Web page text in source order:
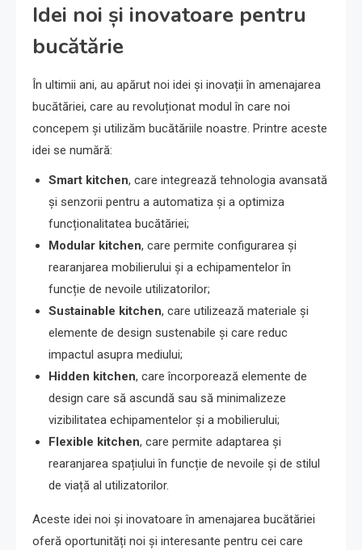
Idei noi și inovatoare pentru
bucătărie
În ultimii ani, au apărut noi idei și inovații în amenajarea
bucătăriei, care au revoluționat modul în care noi
concepem și utilizăm bucătăriile noastre. Printre aceste
idei se numără:
Smart kitchen, care integrează tehnologia avansată
și senzorii pentru a automatiza și a optimiza
funcționalitatea bucătăriei;
Modular kitchen, care permite configurarea și
rearanjarea mobilierului și a echipamentelor în
funcție de nevoile utilizatorilor;
Sustainable kitchen, care utilizează materiale și
elemente de design sustenabile și care reduc
impactul asupra mediului;
Hidden kitchen, care încorporează elemente de
design care să ascundă sau să minimalizeze
vizibilitatea echipamentelor și a mobilierului;
Flexible kitchen, care permite adaptarea și
rearanjarea spațiului în funcție de nevoile și de stilul
de viață al utilizatorilor.
Aceste idei noi și inovatoare în amenajarea bucătăriei
oferă oportunități noi și interesante pentru cei care